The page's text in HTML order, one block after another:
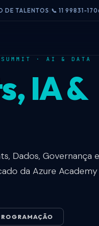
DE TALENTOS 📞 11 99831-
SUMMIT · AI & DATA
IA &
Dados, Governança
da Azure
· JARDINS SP
de Dados,
e
PAULO · JARDINS
· Governança
as próximas